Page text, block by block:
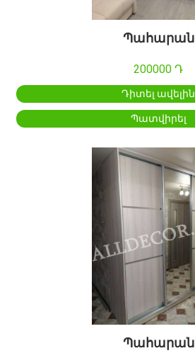
Պահարան
200000 Դ
Դիտել ավելին
Պատվիրել
Պահարան